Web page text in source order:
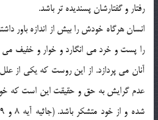
رفتار و گفتارشان پسنديده تر باشد.
انسان هرگاه خودش را بيش از اندازه باور
را پست و خرد مي انگارد و خوار و خفيف مي
آنان مي پردازد. از اين روست كه يكي از
عدم گرايش به حق و حقيقت اين است كه خود